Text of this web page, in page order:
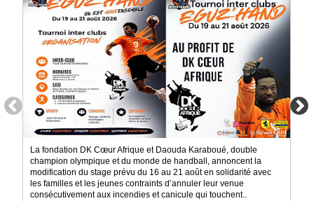
Prémium
Inscription
annuaire
éditeur
La fondation DK Cœur Afrique et Daouda Karaboué, double
champion olympique et du monde de handball, annoncent la
modification du stage prévu du 16 au 21 août en solidarité avec
les familles et les jeunes contraints d’annuler leur venue
consécutivement aux incendies et canicule qui touchent..